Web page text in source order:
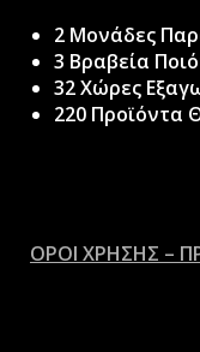
2 Μονάδες
3 Βραβεία
32 Χώρες
220 Προϊόντα
ΟΡΟΙ ΧΡΗΣΗΣ –